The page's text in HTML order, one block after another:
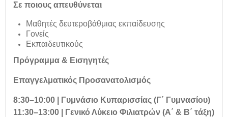
Σε ποιους απευθύνεται
Μαθητές δευτεροβάθμιας εκπαίδευσης
Γονείς
Εκπαιδευτικούς
Πρόγραμμα & Εισηγητές
Επαγγελματικός Προσανατολισμός
8:30–10:00 | Γυμνάσιο Κυπαρισσίας (Γ΄ Γυμνασίου)
11:30–13:00 | Γενικό Λύκειο Φιλιατρών (Α΄ & Β΄ τάξη)